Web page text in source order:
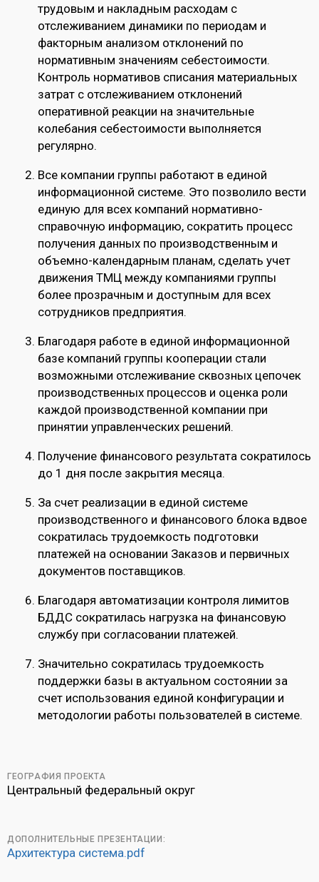
трудовым и накладным расходам с
отслеживанием динамики по периодам и
факторным анализом отклонений по
нормативным значениям себестоимости.
Контроль нормативов списания материальных
затрат с отслеживанием отклонений
оперативной реакции на значительные
колебания себестоимости выполняется
регулярно.
Все компании группы работают в единой
информационной системе. Это позволило вести
единую для всех компаний нормативно-
справочную информацию, сократить процесс
получения данных по производственным и
объемно-календарным планам, сделать учет
движения ТМЦ между компаниями группы
более прозрачным и доступным для всех
сотрудников предприятия.
Благодаря работе в единой информационной
базе компаний группы кооперации стали
возможными отслеживание сквозных цепочек
производственных процессов и оценка роли
каждой производственной компании при
принятии управленческих решений.
Получение финансового результата сократилось
до 1 дня после закрытия месяца.
За счет реализации в единой системе
производственного и финансового блока вдвое
сократилась трудоемкость подготовки
платежей на основании Заказов и первичных
документов поставщиков.
Благодаря автоматизации контроля лимитов
БДДС сократилась нагрузка на финансовую
службу при согласовании платежей.
Значительно сократилась трудоемкость
поддержки базы в актуальном состоянии за
счет использования единой конфигурации и
методологии работы пользователей в системе.
ГЕОГРАФИЯ ПРОЕКТА
Центральный федеральный округ
ДОПОЛНИТЕЛЬНЫЕ ПРЕЗЕНТАЦИИ:
Архитектура система.pdf